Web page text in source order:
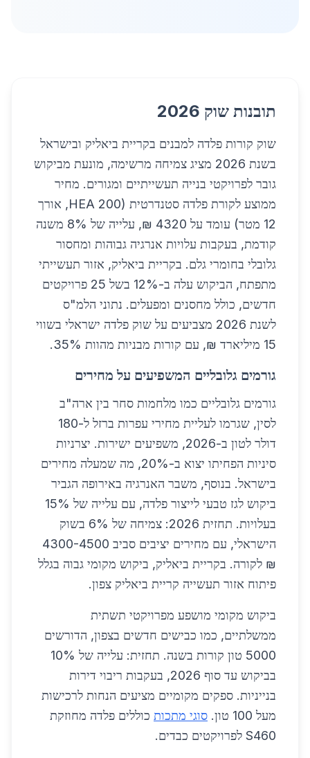
תובנות שוק 2026
שוק קורות פלדה למבנים בקריית ביאליק ובישראל
בשנת 2026 מציג צמיחה מרשימה, מונעת מביקוש
גובר לפרויקטי בנייה תעשייתיים ומגורים. מחיר
ממוצע לקורת פלדה סטנדרטית (HEA 200, אורך
12 מטר) עומד על 4320 ₪, עלייה של 8% משנה
קודמת, בעקבות עלויות אנרגיה גבוהות ומחסור
גלובלי בחומרי גלם. בקריית ביאליק, אזור תעשייתי
מתפתח, הביקוש עלה ב-12% בשל 25 פרויקטים
חדשים, כולל מחסנים ומפעלים. נתוני הלמ"ס
לשנת 2026 מצביעים על שוק פלדה ישראלי בשווי
15 מיליארד ₪, עם קורות מבניות מהוות 35%.
גורמים גלובליים המשפיעים על מחירים
גורמים גלובליים כמו מלחמות סחר בין ארה"ב
לסין, שגרמו לעליית מחירי עפרות ברזל ל-180
דולר לטון ב-2026, משפיעים ישירות. יצרניות
סיניות הפחיתו יצוא ב-20%, מה שמעלה מחירים
בישראל. בנוסף, משבר האנרגיה באירופה הגביר
ביקוש לגז טבעי לייצור פלדה, עם עלייה של 15%
בעלויות. תחזית 2026: צמיחה של 6% בשוק
הישראלי, עם מחירים יציבים סביב 4300-4500
₪ לקורה. בקריית ביאליק, ביקוש מקומי גבוה בגלל
פיתוח אזור תעשייה קריית ביאליק צפון.
ביקוש מקומי מושפע מפרויקטי תשתית
ממשלתיים, כמו כבישים חדשים בצפון, הדורשים
5000 טון קורות בשנה. תחזית: עלייה של 10%
בביקוש עד סוף 2026, בעקבות ריבוי דירות
בנייניות. ספקים מקומיים מציעים הנחות לרכישות
מעל 100 טון.
סוגי מתכות כוללים פלדה מחוזקת
S460 לפרויקטים כבדים.